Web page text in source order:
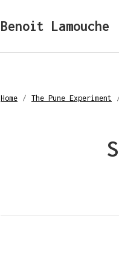
Benoit Lamouche
Home / The Pune Experiment